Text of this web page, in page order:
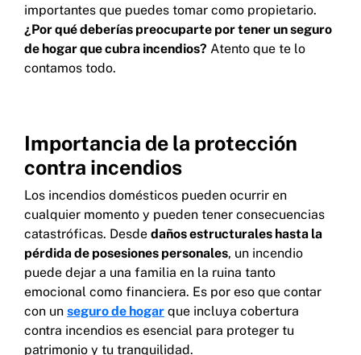
importantes que puedes tomar como propietario.
¿Por qué deberías preocuparte por tener un seguro
de hogar que cubra incendios? Atento que te lo
contamos todo.
Importancia de la protección
contra incendios
Los incendios domésticos pueden ocurrir en
cualquier momento y pueden tener consecuencias
catastróficas. Desde daños estructurales hasta la
pérdida de posesiones personales, un incendio
puede dejar a una familia en la ruina tanto
emocional como financiera. Es por eso que contar
con un seguro de hogar que incluya cobertura
contra incendios es esencial para proteger tu
patrimonio y tu tranquilidad.